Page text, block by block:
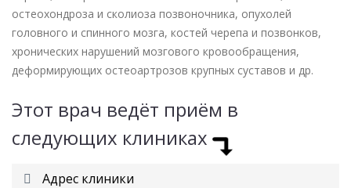
остеохондроза и сколиоза позвоночника, опухолей
головного и спинного мозга, костей черепа и позвонков,
хронических нарушений мозгового кровообращения,
деформирующих остеоартрозов крупных суставов и др.
Этот врач ведёт приём в
следующих клиниках
Адрес клиники